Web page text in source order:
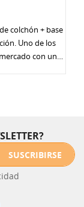
colchón + base
los
con una
SUSCRIBIRSE